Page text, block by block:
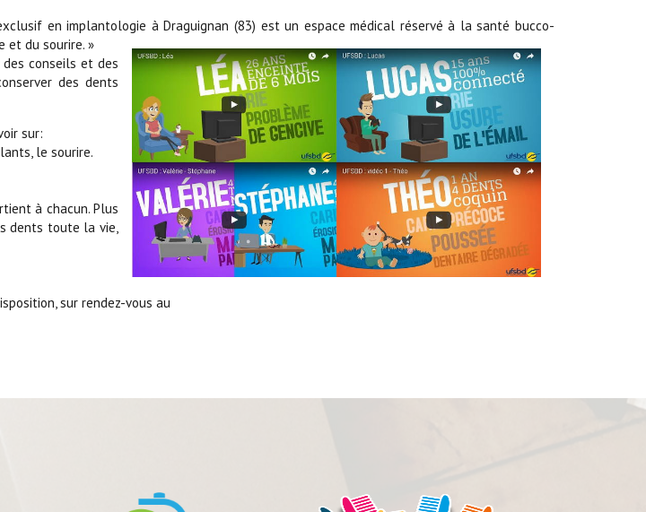
en implantologie à Draguignan (83) est un espace médical réservé à la santé bucco-
et du sourire. »
conseils et des
des dents
sur:
le sourire.
à chacun. Plus
dents toute la vie,
sur rendez-vous au